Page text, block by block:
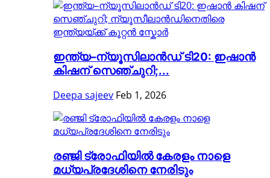
ഇന്ത്യ–ന്യൂസിലാൻഡ് ടി20: ഇഷാൻ
കിഷന് സെഞ്ചുറി;...
Deepa sajeev Feb 1, 2026
രഞ്ജി ട്രോഫിയിൽ കേരളം നാളെ
മധ്യപ്രദേശിനെ നേരിടും